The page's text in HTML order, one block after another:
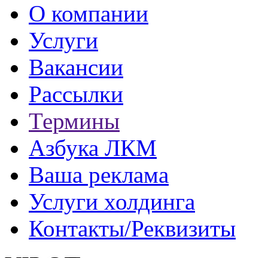
О компании
Услуги
Вакансии
Рассылки
Термины
Азбука ЛКМ
Ваша реклама
Услуги холдинга
Контакты/Реквизиты